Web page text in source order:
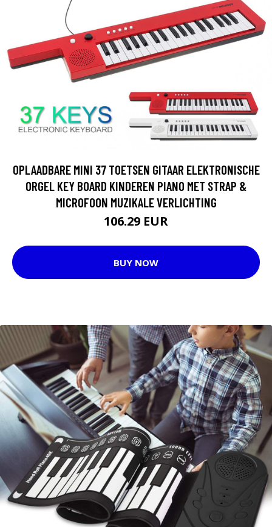
OPLAADBARE MINI 37 TOETSEN GITAAR ELEKTRONISCHE
ORGEL KEY BOARD KINDEREN PIANO MET STRAP &
MICROFOON MUZIKALE VERLICHTING
106.29 EUR
BUY NOW